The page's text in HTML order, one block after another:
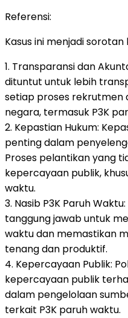
Referensi:
Kasus ini menjadi
1. Transparansi dan
dituntut untuk lebih
setiap proses rekrutmen
negara, termasuk P3K
2. Kepastian Hukum:
penting dalam
Proses pelantikan yang
kepercayaan publik,
waktu.
3. Nasib P3K Paruh
tanggung jawab untuk
waktu dan memastikan
tenang dan produktif.
4. Kepercayaan Publik:
kepercayaan publik
dalam pengelolaan
terkait P3K paruh waktu.